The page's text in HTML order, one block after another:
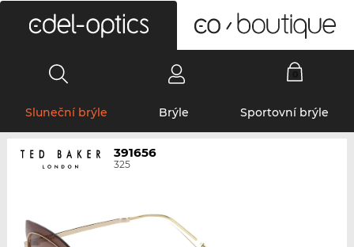
Sluneční brýle Brýle Sportovní brýle
391656
325